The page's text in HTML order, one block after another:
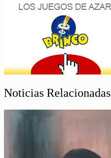
Noticias Relacionadas